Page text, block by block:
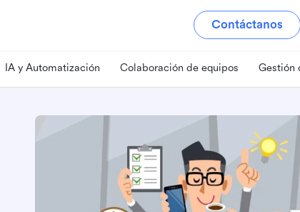
Contáctanos
IA y Automatización Colaboración de equipos Gestión